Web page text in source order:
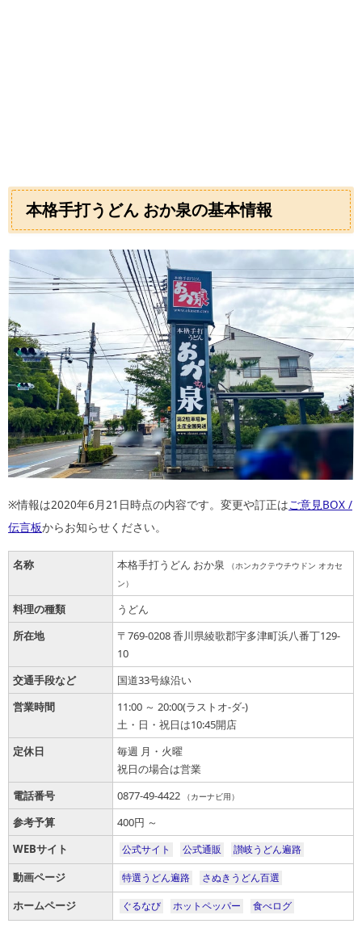
本格手打うどん おか泉の基本情報
※情報は2020年6月21日時点の内容です。変更や訂正はご意見BOX /
伝言板からお知らせください。
名称 本格手打うどん おか泉
（ホンカクテウチウドン オカセ
ン）
料理の種類
うどん
所在地
〒769-0208 香川県綾歌郡宇多津町浜八番丁129-
10
交通手段など
国道33号線沿い
営業時間
11:00 ～ 20:00(ラストオ-ダ-)
土・日・祝日は10:45開店
定休日
毎週 月・火曜
祝日の場合は営業
電話番号
0877-49-4422 （カーナビ用）
参考予算
400円 ～
WEBサイト
公式サイト 公式通販 讃岐うどん遍路
動画ページ 特選うどん遍路 さぬきうどん百選
ホームページ ぐるなび ホットペッパー 食べログ